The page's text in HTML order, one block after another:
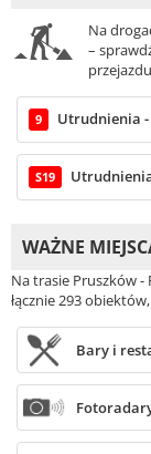
Na
–
9 Utrudnienia
S19
WAŻNE
Na trasie Pruszków -
łącznie 293
Bary i